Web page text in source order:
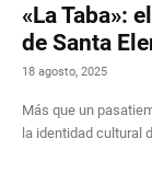
«La Taba»:
de Santa
18 agosto, 2025
Más que un
la identidad cultural